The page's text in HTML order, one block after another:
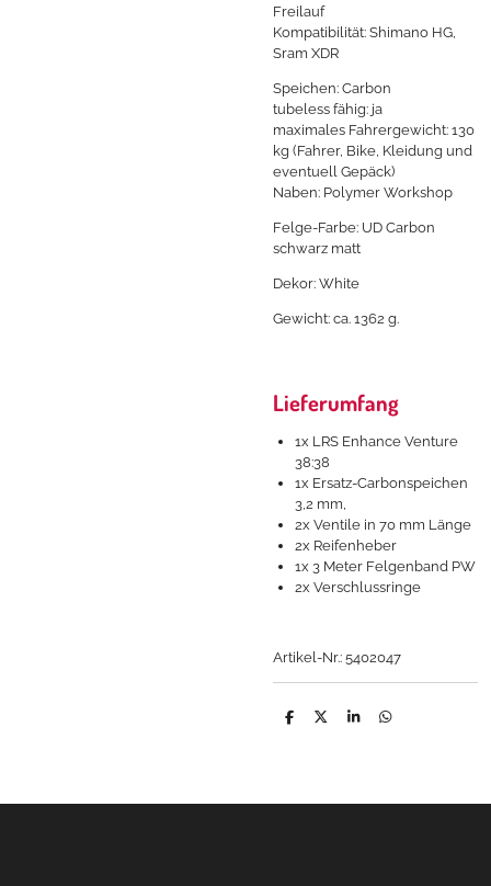
Freilauf
Kompatibilität: Shimano HG,
Sram XDR
Speichen: Carbon
tubeless fähig: ja
maximales Fahrergewicht: 130
kg (Fahrer, Bike, Kleidung und
eventuell Gepäck)
Naben: Polymer Workshop
Felge-Farbe: UD Carbon
schwarz matt
Dekor: White
Gewicht: ca. 1362 g.
Lieferumfang
1x LRS Enhance Venture
38:38
1x Ersatz-Carbonspeichen
3,2 mm,
2x Ventile in 70 mm Länge
2x Reifenheber
1x 3 Meter Felgenband PW
2x Verschlussringe
Artikel-Nr.: 5402047
T
T
T
T